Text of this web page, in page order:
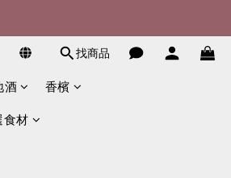
找商品
酒 香檳
食材